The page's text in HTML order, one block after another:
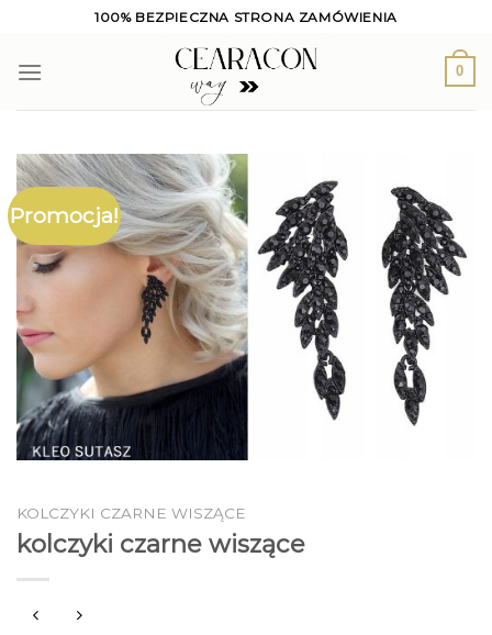
content
100% BEZPIECZNA STRONA ZAMÓWIENIA
0
Promocja!
KOLCZYKI CZARNE WISZĄCE
kolczyki czarne wiszące